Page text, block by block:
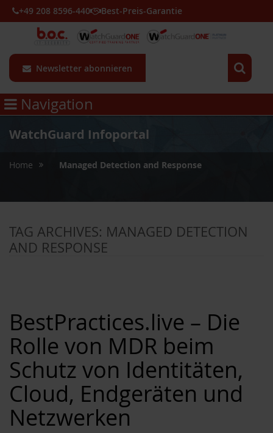
Newsletter abonnieren
+49 208 8596-440 Best-Preis-Garantie
Navigation
WatchGuard Infoportal
Home Managed Detection and Response
TAG ARCHIVES: MANAGED DETECTION
AND RESPONSE
BestPractices.live – Die
Rolle von MDR beim
Schutz von Identitäten,
Cloud, Endgeräten und
Netzwerken